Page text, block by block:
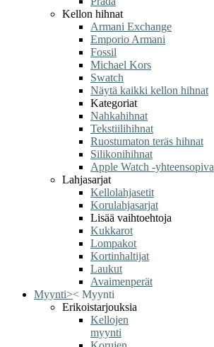
Kellon hihnat
Armani Exchange
Emporio Armani
Fossil
Michael Kors
Swatch
Näytä kaikki kellon hihnat
Kategoriat
Nahkahihnat
Tekstiilihihnat
Ruostumaton teräs hihnat
Silikonihihnat
Apple Watch -yhteensopiva
Lahjasarjat
Kellolahjasetit
Korulahjasarjat
Lisää vaihtoehtoja
Kukkarot
Lompakot
Kortinhaltijat
Laukut
Avaimenperät
Myynti>< Myynti
Erikoistarjouksia
Kellojen
myynti